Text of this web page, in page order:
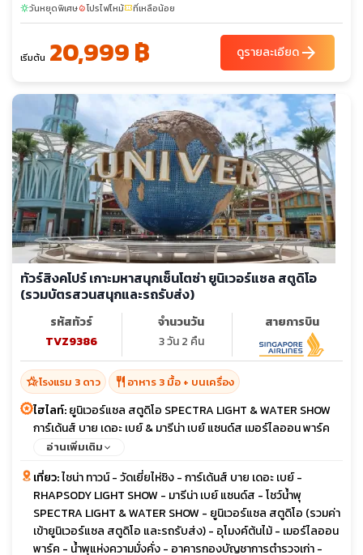
sunnyวันหยุดพิเศษlocal_fire_departmentโปรไฟไหม้confirmation_numberที่เหลือน้อย
เริ่มต้น 20,999 ฿ ดูรายละเอียดarrow_forward
ทัวร์สิงคโปร์ เกาะมหาสนุกเซ็นโตซ่า ยูนิเวอร์แซล สตูดิโอ
(รวมบัตรสวนสนุกและรถรับส่ง)
รหัสทัวร์
TVZ9386
จำนวนวัน
3 วัน 2 คืน
สายการบิน
hotel_classโรงแรม 3 ดาว restaurant อาหาร 3 มื้อ + บนเครื่อง
ไฮไลท์:ยูนิเวอร์แซล สตูดิโอ SPECTRA LIGHT & WATER SHOW
การ์เด้นส์ บาย เดอะ เบย์ & มารีน่า เบย์ แซนด์ส เมอร์ไลออน พาร์ค
น้ำพุจีเวล น้ำพุแห่งความมั่งคั่ง
อ่านเพิ่มเติม
เที่ยว:ไชน่า ทาวน์ - วัดเยี่ยไห่ชิง - การ์เด้นส์ บาย เดอะ เบย์ -
RHAPSODY LIGHT SHOW - มารีน่า เบย์ แซนด์ส - โชว์น้ำพุ
SPECTRA LIGHT & WATER SHOW - ยูนิเวอร์แซล สตูดิโอ (รวมค่า
เข้ายูนิเวอร์แซล สตูดิโอ และรถรับส่ง) - อุโมงค์ต้นไม้ - เมอร์ไลออน
พาร์ค - น้ำพุแห่งความมั่งคั่ง - อาคารกองบัญชาการตำรวจเก่า -